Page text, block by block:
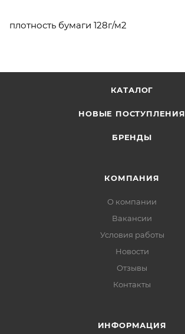
плотность бумаги 128г/м2
КАТАЛОГ
НОВЫЕ ПОСТУПЛЕНИЯ
БРЕНДЫ
КОМПАНИЯ
О компании
Вакансии
Условия работы
Новости
Отзывы
Контакты
ИНФОРМАЦИЯ